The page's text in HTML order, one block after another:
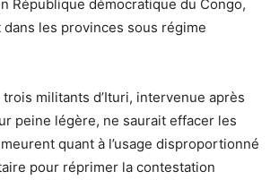
République démocratique du Congo,
les provinces sous régime
militants d’Ituri, intervenue après
peine légère, ne saurait effacer les
quant à l’usage disproportionné
pour réprimer la contestation